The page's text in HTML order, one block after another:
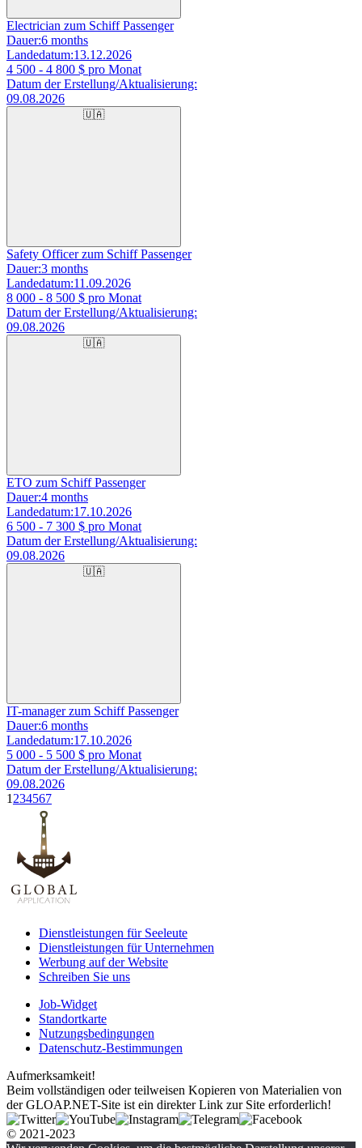
Electrician zum Schiff Passenger
Dauer:6 months
Landedatum:13.12.2026
4 500 - 4 800 $ pro Monat
Datum der Erstellung/Aktualisierung:
09.08.2026
🇺🇦
Safety Officer zum Schiff Passenger
Dauer:3 months
Landedatum:11.09.2026
8 000 - 8 500 $ pro Monat
Datum der Erstellung/Aktualisierung:
09.08.2026
🇺🇦
ETO zum Schiff Passenger
Dauer:4 months
Landedatum:17.10.2026
6 500 - 7 300 $ pro Monat
Datum der Erstellung/Aktualisierung:
09.08.2026
🇺🇦
IT-manager zum Schiff Passenger
Dauer:6 months
Landedatum:17.10.2026
5 000 - 5 500 $ pro Monat
Datum der Erstellung/Aktualisierung:
09.08.2026
1 234567
Dienstleistungen für Seeleute
Dienstleistungen für Unternehmen
Werbung auf der Website
Schreiben Sie uns
Job-Widget
Standortkarte
Nutzungsbedingungen
Datenschutz-Bestimmungen
Aufmerksamkeit!
Beim vollständigen oder teilweisen Kopieren von Materialien von
der GLOAP.NET-Site ist ein direkter Link zur Site erforderlich!
© 2021-2023